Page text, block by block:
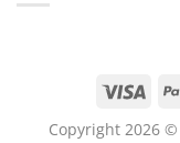
Visa
Copyright 2026 ©